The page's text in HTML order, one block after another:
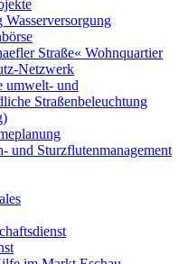
Straße« Wohnquartier
Netzwerk
umwelt- und
Straßenbeleuchtung
und Sturzflutenmanagement